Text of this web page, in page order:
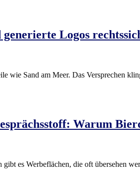
Logos
wie Sand am Meer. Das Versprechen
Warum
gibt es Werbeflächen, die oft übersehen